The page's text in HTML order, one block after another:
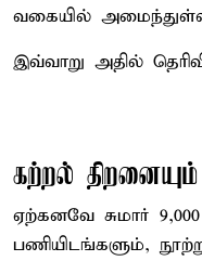
வகையில்
இவ்வாறு அதில்
கற்றல் திறனையும்
ஏற்கனவே சுமார் 9,000
பணியிடங்களும்,